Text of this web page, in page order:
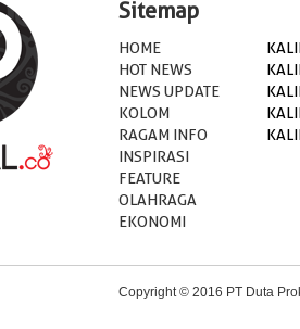
Sitemap
HOME
HOT NEWS
NEWS UPDATE
KOLOM
RAGAM INFO
INSPIRASI
FEATURE
OLAHRAGA
EKONOMI
Copyright © 2016 PT Duta